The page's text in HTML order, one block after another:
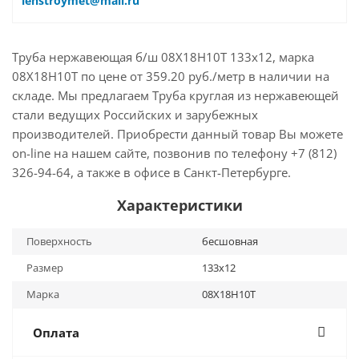
Труба нержавеющая б/ш 08Х18Н10Т 133х12, марка
08Х18Н10Т по цене от 359.20 руб./метр в наличии на
складе. Мы предлагаем Труба круглая из нержавеющей
стали ведущих Российских и зарубежных
производителей. Приобрести данный товар Вы можете
on-line на нашем сайте, позвонив по телефону +7 (812)
326-94-64, а также в офисе в Санкт-Петербурге.
Характеристики
Поверхность
бесшовная
Размер
133х12
Марка
08Х18Н10Т
Оплата